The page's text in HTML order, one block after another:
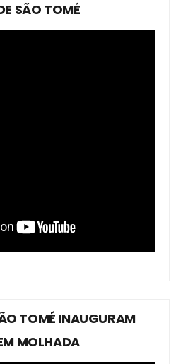
SÃO TOMÉ
TOMÉ INAUGURAM
MOLHADA